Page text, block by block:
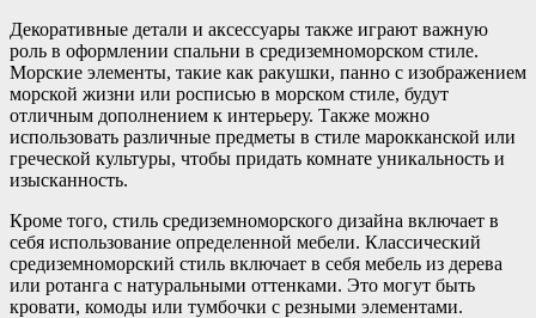
Декоративные детали и аксессуары также играют важную
роль в оформлении спальни в средиземноморском стиле.
Морские элементы, такие как ракушки, панно с изображением
морской жизни или росписью в морском стиле, будут
отличным дополнением к интерьеру. Также можно
использовать различные предметы в стиле марокканской или
греческой культуры, чтобы придать комнате уникальность и
изысканность.
Кроме того, стиль средиземноморского дизайна включает в
себя использование определенной мебели. Классический
средиземноморский стиль включает в себя мебель из дерева
или ротанга с натуральными оттенками. Это могут быть
кровати, комоды или тумбочки с резными элементами.